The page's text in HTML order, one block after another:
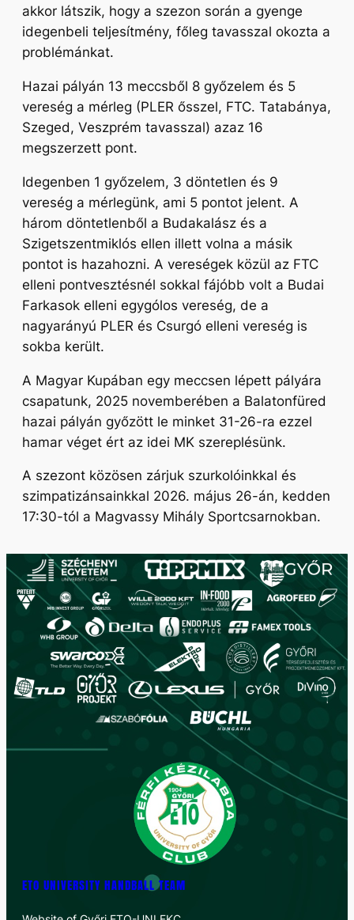
akkor látszik, hogy a szezon során a gyenge
idegenbeli teljesítmény, főleg tavasszal okozta a
problémánkat.
Hazai pályán 13 meccsből 8 győzelem és 5
vereség a mérleg (PLER ősszel, FTC. Tatabánya,
Szeged, Veszprém tavasszal) azaz 16
megszerzett pont.
Idegenben 1 győzelem, 3 döntetlen és 9
vereség a mérlegünk, ami 5 pontot jelent. A
három döntetlenből a Budakalász és a
Szigetszentmiklós ellen illett volna a másik
pontot is hazahozni. A vereségek közül az FTC
elleni pontvesztésnél sokkal fájóbb volt a Budai
Farkasok elleni egygólos vereség, de a
nagyarányú PLER és Csurgó elleni vereség is
sokba került.
A Magyar Kupában egy meccsen lépett pályára
csapatunk, 2025 novemberében a Balatonfüred
hazai pályán győzött le minket 31-26-ra ezzel
hamar véget ért az idei MK szereplésünk.
A szezont közösen zárjuk szurkolóinkkal és
szimpatizánsainkkal 2026. május 26-án, kedden
17:30-tól a Magvassy Mihály Sportcsarnokban.
ETO UNIVERSITY HANDBALL TEAM